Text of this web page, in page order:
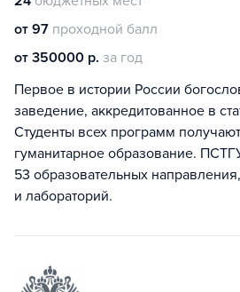
от 97 проходной балл
от 350000 р. за год
Первое в истории России
заведение, аккредитованное в
Студенты всех программ
гуманитарное образование.
53 образовательных
и лабораторий.